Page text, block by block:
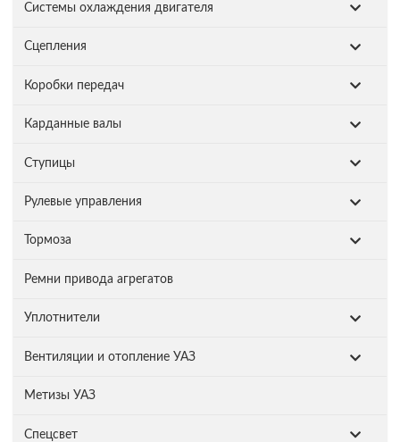
Системы охлаждения двигателя
Сцепления
Коробки передач
Карданные валы
Ступицы
Рулевые управления
Тормоза
Ремни привода агрегатов
Уплотнители
Вентиляции и отопление УАЗ
Метизы УАЗ
Спецсвет